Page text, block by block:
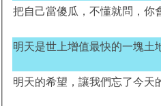
把自己當傻瓜，不懂就問，你
明天是世上增值最快的一塊土
明天的希望，讓我們忘了今天